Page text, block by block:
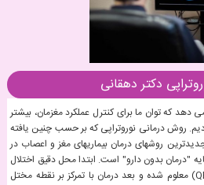
دکتر دهقانی
که توان ما برای کنترل عملکرد مغزمان، بیشتر
روش درمانی نوروتراپی که بر حسب چنین یافته
روشهای درمان بیماریهای مغز و اعصاب در
"درمان بدون دارو" است. ابتدا محل دقیق اختلال
مغزی توسط نقشه برداری مغز (QEEG) معلوم شده و بعد درمان با تمرکز بر نقطه مختل